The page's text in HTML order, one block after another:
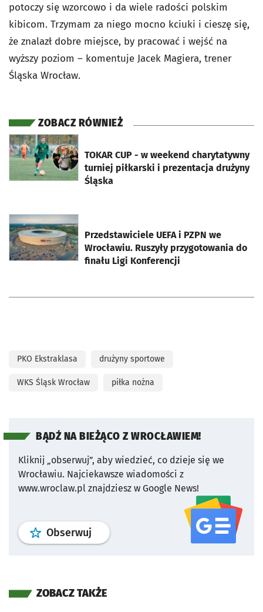
potoczy się wzorcowo i da wiele radości polskim
kibicom. Trzymam za niego mocno kciuki i cieszę się,
że znalazł dobre miejsce, by pracować i wejść na
wyższy poziom – komentuje Jacek Magiera, trener
Śląska Wrocław.
ZOBACZ RÓWNIEŻ
TOKAR CUP - w weekend charytatywny
turniej piłkarski i prezentacja drużyny
Śląska
otworzy się w nowej karcie
Przedstawiciele UEFA i PZPN we
Wrocławiu. Ruszyły przygotowania do
finału Ligi Konferencji
otworzy się w nowej karcie
PKO Ekstraklasa drużyny sportowe
WKS Śląsk Wrocław piłka nożna
BĄDŹ NA BIEŻĄCO Z WROCŁAWIEM!
Kliknij „obserwuj”, aby wiedzieć, co dzieje się we
Wrocławiu. Najciekawsze wiadomości z
www.wroclaw.pl znajdziesz w Google News!
Obserwuj profil serwisu
ZOBACZ TAKŻE